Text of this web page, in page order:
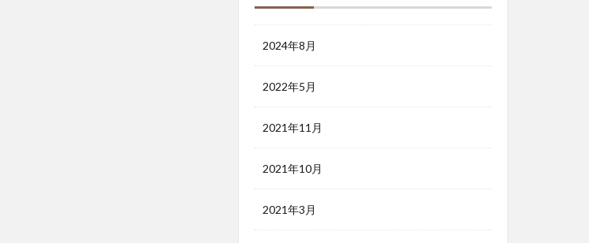
2024年8月
2022年5月
2021年11月
2021年10月
2021年3月